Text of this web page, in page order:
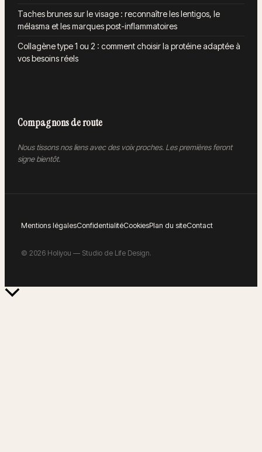
Taches brunes sur le visage : reconnaître les lentigos, le
mélasma et les marques post-inflammatoires
Collagène type 1 ou 2 : comment choisir la protéine adaptée à
vos besoins réels
Compagnons de route
Nous tissons nos liens avec des voix proches. Les premières feront
signe bientôt.
Mentions légalesConfidentialitéCookiesPlan du siteContact
© 2026 Holiyou — Studio de Life Design.